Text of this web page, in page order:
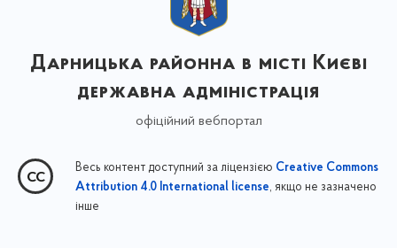
Дарницька районна в місті Києві
державна адміністрація
офіційний вебпортал
Весь контент доступний за ліцензією Creative Commons
Attribution 4.0 International license, якщо не зазначено
інше